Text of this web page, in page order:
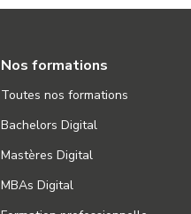
Nos formations
Toutes nos formations
Bachelors Digital
Mastères Digital
MBAs Digital